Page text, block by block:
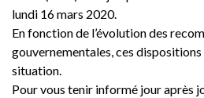
lundi 16 mars 2020.
En fonction de l’évolution des
gouvernementales, ces
situation.
Pour vous tenir informé jour après